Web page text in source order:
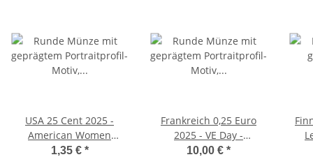
USA 25 Cent 2025 -
American Women
Quarter #10 - Ida B.
1,35 € *
Frankreich 0,25 Euro
2025 - VE Day -
Großbritannien
10,00 € *